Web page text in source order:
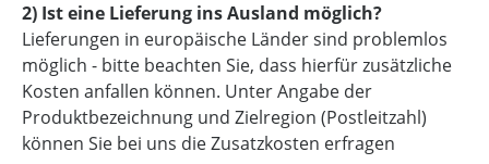
2) Ist eine Lieferung ins Ausland möglich?
Lieferungen in europäische Länder sind problemlos
möglich - bitte beachten Sie, dass hierfür zusätzliche
Kosten anfallen können. Unter Angabe der
Produktbezeichnung und Zielregion (Postleitzahl)
können Sie bei uns die Zusatzkosten erfragen